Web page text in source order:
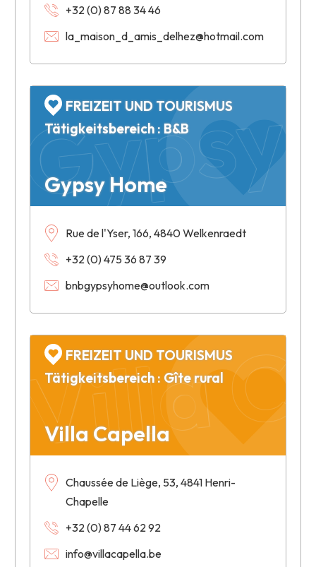
+32 (0) 87 88 34 46
la_maison_d_amis_delhez@hotmail.com
Gypsy Home
FREIZEIT UND TOURISMUS
Tätigkeitsbereich : B&B
Rue de l'Yser, 166, 4840 Welkenraedt
+32 (0) 475 36 87 39
bnbgypsyhome@outlook.com
Villa
Villa Capella
FREIZEIT UND TOURISMUS
Tätigkeitsbereich : Gîte rural
Chaussée de Liège, 53, 4841 Henri-
Chapelle
+32 (0) 87 44 62 92
info@villacapella.be